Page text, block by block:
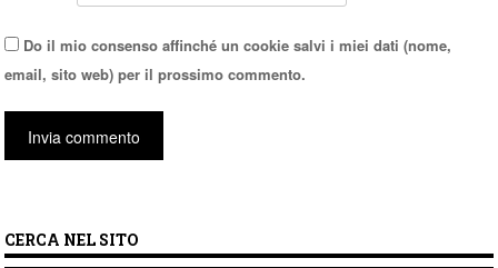
Do il mio consenso affinché un cookie salvi i miei dati (nome,
email, sito web) per il prossimo commento.
CERCA NEL SITO